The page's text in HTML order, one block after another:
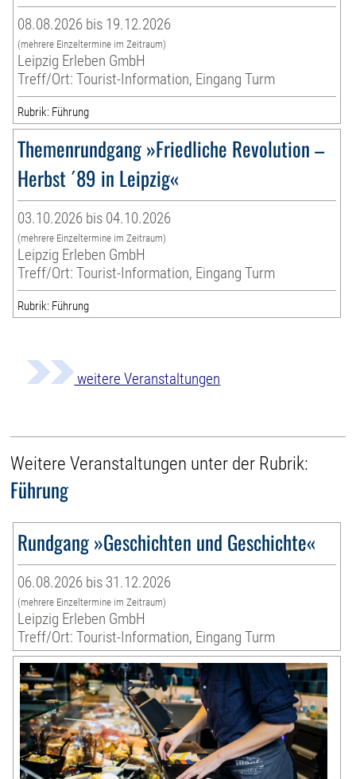
08.08.2026 bis 19.12.2026
(mehrere Einzeltermine im Zeitraum)
Leipzig Erleben GmbH
Treff/Ort: Tourist-Information, Eingang Turm
Rubrik: Führung
Themenrundgang »Friedliche Revolution –
Herbst ´89 in Leipzig«
03.10.2026 bis 04.10.2026
(mehrere Einzeltermine im Zeitraum)
Leipzig Erleben GmbH
Treff/Ort: Tourist-Information, Eingang Turm
Rubrik: Führung
weitere Veranstaltungen
Weitere Veranstaltungen unter der Rubrik:
Führung
Rundgang »Geschichten und Geschichte«
06.08.2026 bis 31.12.2026
(mehrere Einzeltermine im Zeitraum)
Leipzig Erleben GmbH
Treff/Ort: Tourist-Information, Eingang Turm